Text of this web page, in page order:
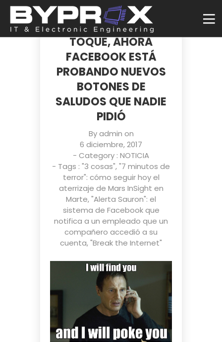
COMO NO ERA
SUFICIENTE DAR UN
TOQUE, AHORA
FACEBOOK ESTÁ
PROBANDO NUEVOS
BOTONES DE
SALUDOS QUE NADIE
PIDIÓ
Byadmin on
6 diciembre, 2017
- Category : NOTICIA
- Tags : "3 cosas","7 minutos de
terror": cómo seguir hoy el
aterrizaje de Mars InSight en
Marte,"Alerta Sauron": el
sistema de Facebook que
notifica a un empleado que un
compañero accedió a su
cuenta,"Break the Internet"